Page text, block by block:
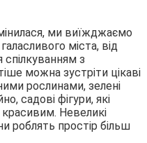
ми виїжджаємо
міста, від
з
можна зустріти цікаві
рослинами, зелені
садові фігури, які
Невеликі
роблять простір більш